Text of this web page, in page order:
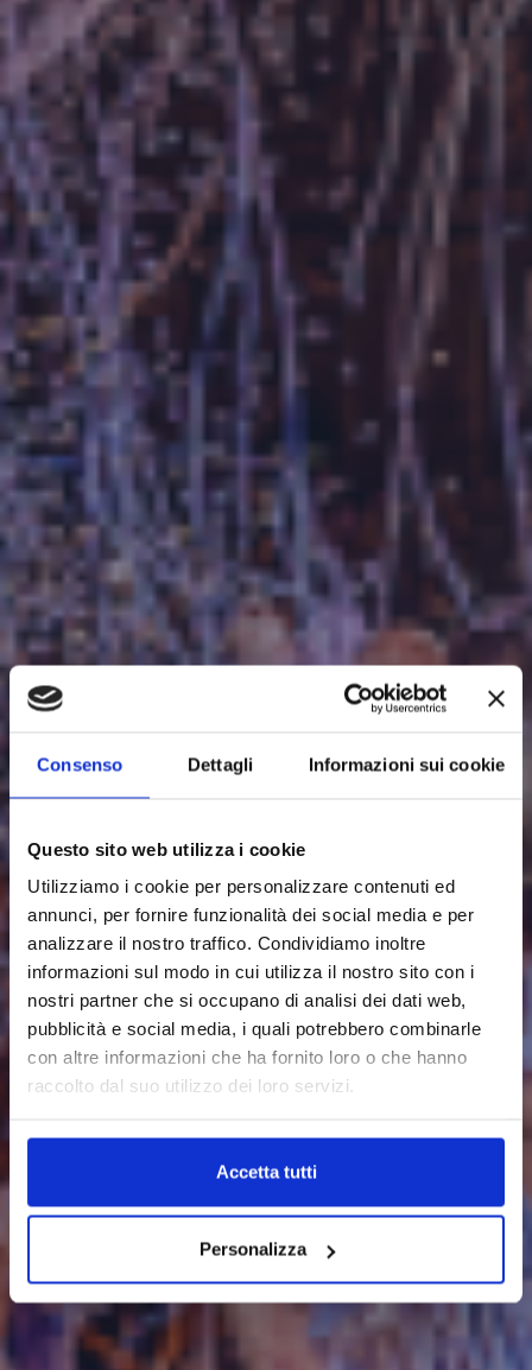
Consenso Dettagli Informazioni sui cookie
Questo sito web utilizza i cookie
Utilizziamo i cookie per personalizzare contenuti ed
annunci, per fornire funzionalità dei social media e per
analizzare il nostro traffico. Condividiamo inoltre
informazioni sul modo in cui utilizza il nostro sito con i
nostri partner che si occupano di analisi dei dati web,
pubblicità e social media, i quali potrebbero combinarle
con altre informazioni che ha fornito loro o che hanno
raccolto dal suo utilizzo dei loro servizi.
Accetta tutti
Personalizza